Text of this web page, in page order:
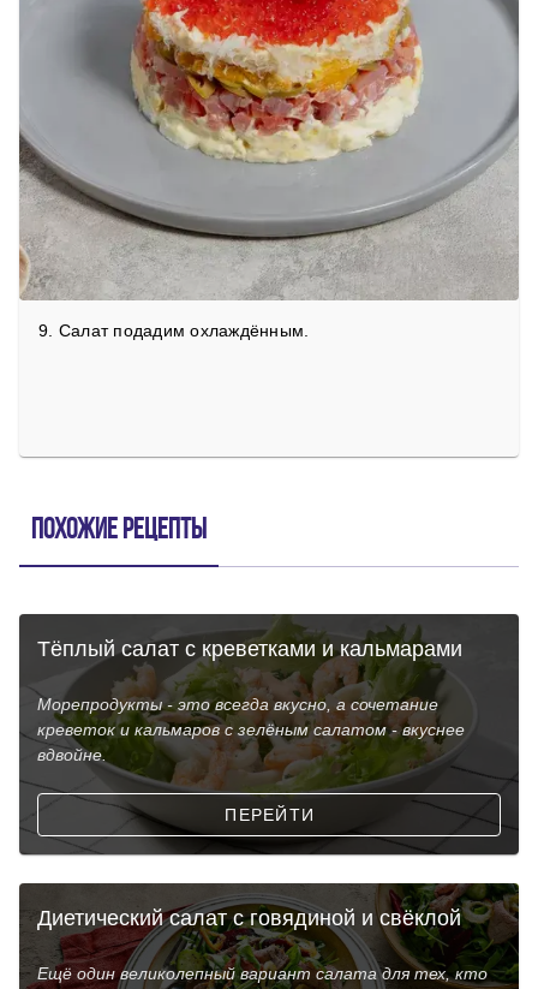
9. Салат подадим охлаждённым.
Похожие рецепты
Тёплый салат с креветками и кальмарами
Морепродукты - это всегда вкусно, а сочетание
креветок и кальмаров с зелёным салатом - вкуснее
вдвойне.
ПЕРЕЙТИ
Диетический салат с говядиной и свёклой
Ещё один великолепный вариант салата для тех, кто